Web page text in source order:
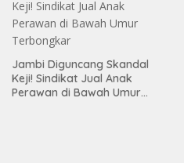
Jambi Diguncang Skandal
Keji! Sindikat Jual Anak
Perawan di Bawah Umur